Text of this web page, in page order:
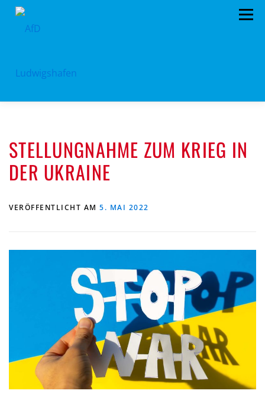
Zum
Menü
PROGRAMM KONTAKT SPENDEN
STELLUNGNAHME ZUM KRIEG IN
DER UKRAINE
VERÖFFENTLICHT AM 5. MAI 2022